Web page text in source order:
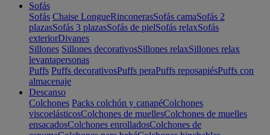
Sofás
Sofás Chaise LongueRinconerasSofás camaSofás 2
plazasSofás 3 plazasSofás de pielSofás relaxSofás
exteriorDivanes
Sillones Sillones decorativosSillones relaxSillones relax
levantapersonas
Puffs Puffs decorativosPuffs peraPuffs reposapiésPuffs con
almacenaje
Descanso
Colchones Packs colchón y canapéColchones
viscoelásticosColchones de muellesColchones de muelles
ensacadosColchones enrolladosColchones de